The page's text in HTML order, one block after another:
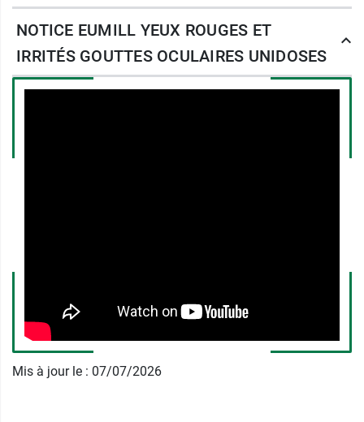
en tannins qui vont contribuer à atténuer
l’irritation oculaire. Elle contient aussi des
flavonoïdes qui vont lutter
rouges.
tonifiant les parois des vaisseaux sanguins. Elle
est également réputée pour sa richesse
en flavonoïdes dont les propriétés anti-
inflammatoires peuvent atténuer les irritations
NOTICE EUMILL YEUX ROUGES ET
IRRITÉS GOUTTES OCULAIRES UNIDOSES
Mis à jour le : 07/07/2026